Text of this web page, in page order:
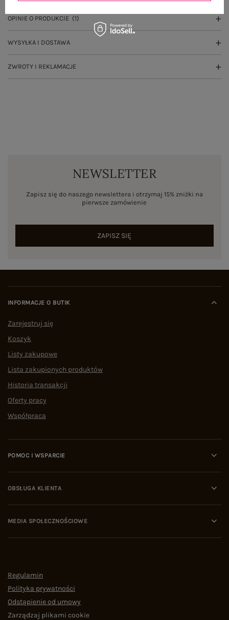
OPINIE O PRODUKCIE (1)
WYSYŁKA I DOSTAWA
ZWROTY I REKLAMACJE
NEWSLETTER
Zapisz się do naszego newslettera i otrzymaj 15% zniżki na
pierwsze zamówienie
ZAPISZ SIĘ
INFORMACJE O BUTIK
Zarejestruj się
Koszyk
Listy zakupowe
Lista zakupionych produktów
Historia transakcji
Oferty pracy
Współpraca
POMOC I WSPARCIE
OBSŁUGA KLIENTA
MEDIA SPOŁECZNOŚCIOWE
Regulamin
Polityka prywatności
Odstąpienie od umowy
Zarządzaj plikami cookie